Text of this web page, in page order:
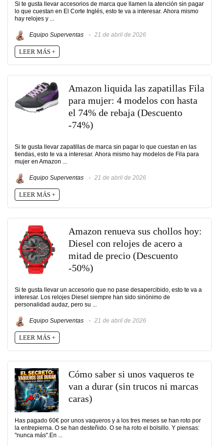
Si te gusta llevar accesorios de marca que llamen la atención sin pagar
lo que cuestan en El Corte Inglés, esto te va a interesar. Ahora mismo
hay relojes y ...
Equipo Superventas 21 de abril de 2026
LEER MÁS +
Amazon liquida las zapatillas Fila
para mujer: 4 modelos con hasta
el 74% de rebaja (Descuento
-74%)
Si te gusta llevar zapatillas de marca sin pagar lo que cuestan en las
tiendas, esto te va a interesar. Ahora mismo hay modelos de Fila para
mujer en Amazon ...
Equipo Superventas 21 de abril de 2026
LEER MÁS +
Amazon renueva sus chollos hoy:
Diesel con relojes de acero a
mitad de precio (Descuento
-50%)
Si te gusta llevar un accesorio que no pase desapercibido, esto te va a
interesar. Los relojes Diesel siempre han sido sinónimo de
personalidad audaz, pero su ...
Equipo Superventas 21 de abril de 2026
LEER MÁS +
Cómo saber si unos vaqueros te
van a durar (sin trucos ni marcas
caras)
Has pagado 60€ por unos vaqueros y a los tres meses se han roto por
la entrepierna. O se han desteñido. O se ha roto el bolsillo. Y piensas:
"nunca más".En ...